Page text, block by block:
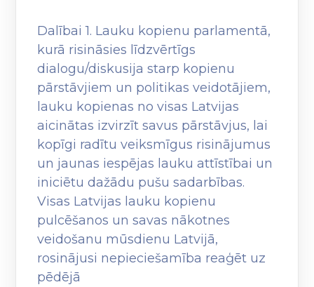
Dalībai 1. Lauku kopienu parlamentā,
kurā risināsies līdzvērtīgs
dialogu/diskusija starp kopienu
pārstāvjiem un politikas veidotājiem,
lauku kopienas no visas Latvijas
aicinātas izvirzīt savus pārstāvjus, lai
kopīgi radītu veiksmīgus risinājumus
un jaunas iespējas lauku attīstībai un
iniciētu dažādu pušu sadarbības.
Visas Latvijas lauku kopienu
pulcēšanos un savas nākotnes
veidošanu mūsdienu Latvijā,
rosinājusi nepieciešamība reaģēt uz
pēdējā